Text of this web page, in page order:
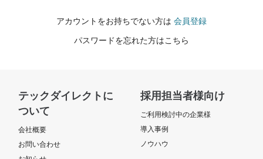
アカウントをお持ちでない方は 会員登録
パスワードを忘れた方はこちら
テックダイレクトに
ついて
会社概要
お問い合わせ
採用担当者様向け
ご利用検討中の企業様
導入事例
ノウハウ